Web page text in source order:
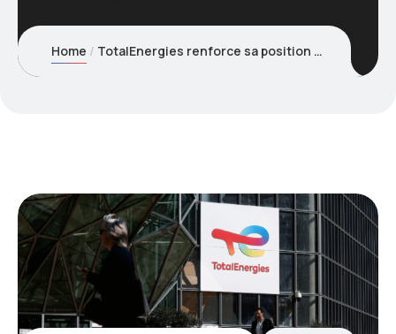
Home TotalEnergies renforce sa position dans le gaz : une acquisition stratégique qui redessine le paysage énergétique